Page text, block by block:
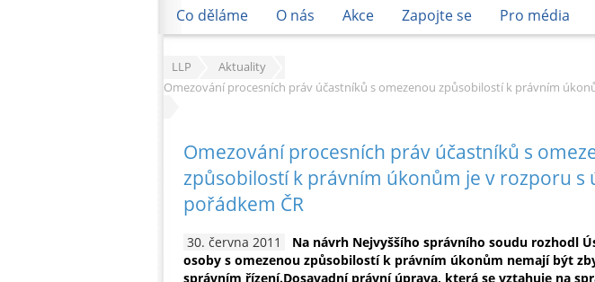
Co děláme O nás Akce Zapojte se Pro média
LLP
Aktuality
Omezování procesních práv účastníků s omezenou způsobilostí k právním
Omezování procesních práv účastníků s
způsobilostí k právním úkonům je v rozporu s
pořádkem ČR
30. června 2011
Na návrh Nejvyššího správního soudu rozhodl
osoby s omezenou způsobilostí k právním úkonům nemají být
správním řízení.Dosavadní právní úprava, která se vztahuje na